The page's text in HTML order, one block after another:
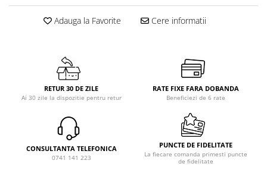
Adauga la Favorite Cere informatii
RETUR 30 DE ZILE
Ai 30 zile la dispozitie pentru retur
RATE FIXE FARA DOBANDA
Beneficiezi de 6 rate
CONSULTANTA TELEFONICA
0741 141 223
PUNCTE DE FIDELITATE
La fiecare comanda primesti puncte
de fidelitate